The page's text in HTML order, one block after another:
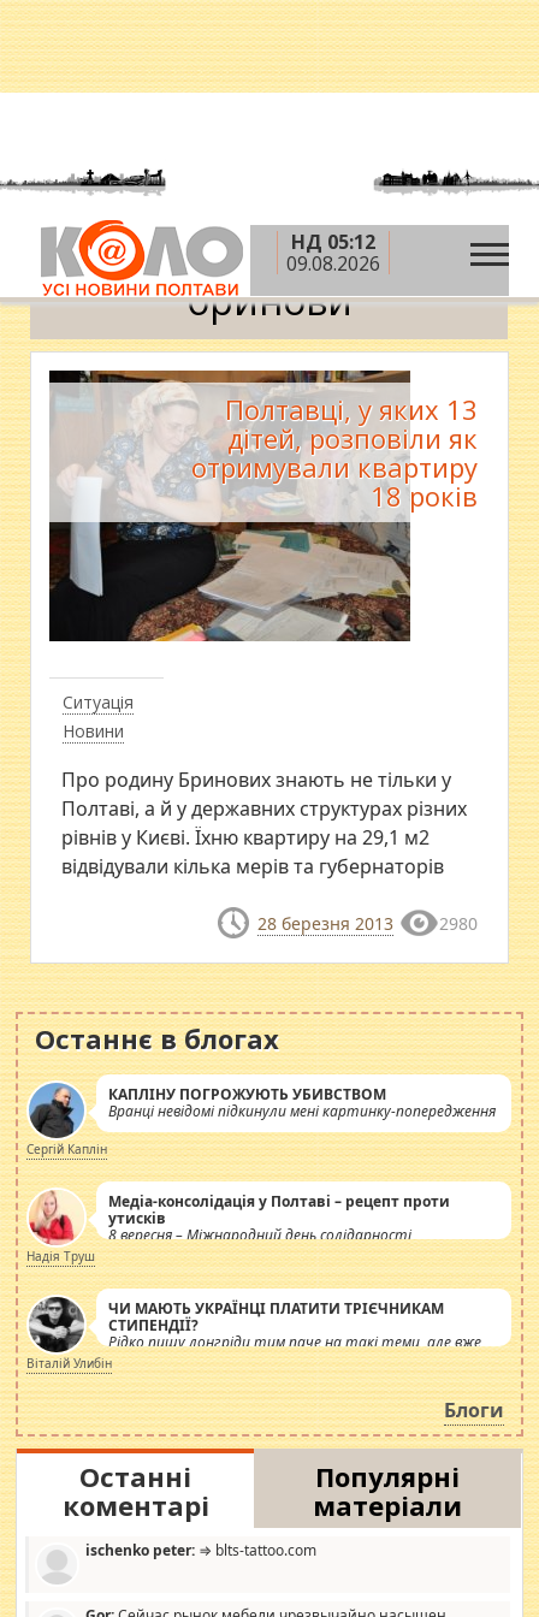
НД 05:12
09.08.2026
Головна » бринови
бринови
Ситуація
Новини
Полтавці, у яких 13
дітей, розповіли як
отримували квартиру
18 років
Про родину Бринових знають не тільки у
Полтаві, а й у державних структурах різних
рівнів у Києві. Їхню квартиру на 29,1 м2
відвідували кілька мерів та губернаторів
28 березня 2013 2980
Останнє в блогах
КАПЛІНУ ПОГРОЖУЮТЬ УБИВСТВОМ
Вранці невідомі підкинули мені картинку-попередження
Сергій Каплін
Медіа-консолідація у Полтаві – рецепт проти
утисків
8 вересня – Міжнародний день солідарності
журналістів.
Надія Труш
ЧИ МАЮТЬ УКРАЇНЦІ ПЛАТИТИ ТРІЄЧНИКАМ
СТИПЕНДІЇ?
Рідко пишу лонгріди тим паче на такі теми, але вже
просто дістало! Обурюють сьогоднішні інсенуації
навколо стипендіального питання. Штучно
роздувається ще одна соціальна катастрофа.
Віталій Улибін
Блоги
Останні
коментарі
Популярні
матеріали
ischenko peter: ⇒ blts-tattoo.com